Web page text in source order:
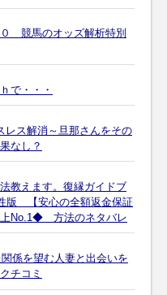
競馬のオッズ解析特別
で・・・
レス解消～旦那さんをその
なし？
教えます。復縁ガイドブ
版 【安心の全額返金保証
No.1◆ 方法のネタバレ
係を望む人妻と出会いを
チコミ